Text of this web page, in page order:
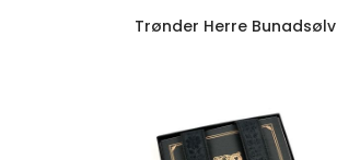
Trønder Herre Bunadsølv